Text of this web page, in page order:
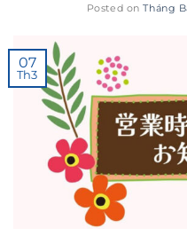
Posted onTháng
07
Th3